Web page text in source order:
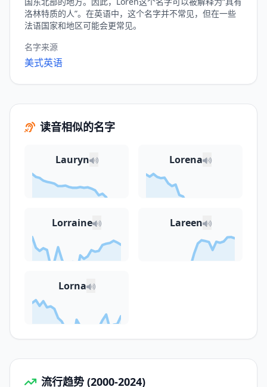
洛林特质的人”。在英语中，这个名字并不常见，但在一些
法语国家和地区可能会更常见。
名字来源
美式英语
读音相似的名字
Lauryn Lorena
Lorraine Lareen
Lorna
流行趋势 (2000-2024)